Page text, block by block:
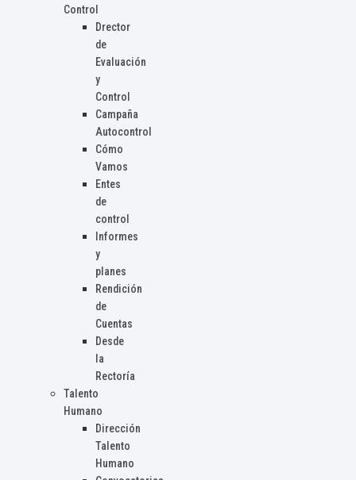
Control
Drector
de
Evaluación
y
Control
Campaña
Autocontrol
Cómo
Vamos
Entes
de
control
Informes
y
planes
Rendición
de
Cuentas
Desde
la
Rectoría
Talento
Humano
Dirección
Talento
Humano